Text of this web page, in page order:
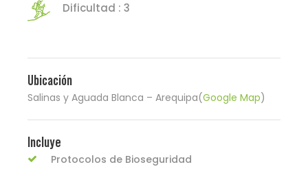
Dificultad : 3
Ubicación
Salinas y Aguada Blanca – Arequipa(Google Map)
Incluye
Protocolos de Bioseguridad